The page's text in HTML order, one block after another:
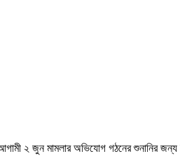
২ জুন মামলার অভিযোগ গঠনের শুনানির